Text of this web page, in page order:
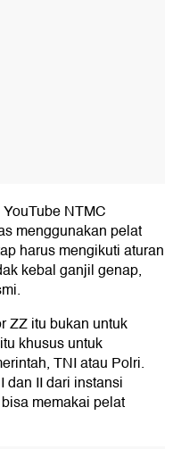
NTMC
menggunakan pelat
harus mengikuti aturan
kebal ganjil genap,
ZZ itu bukan untuk
khusus untuk
TNI atau Polri.
dan II dari instansi
memakai pelat